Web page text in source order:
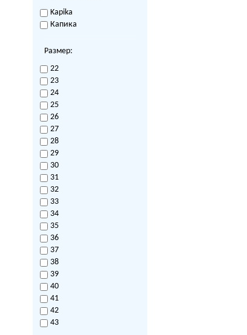
Kapika
Капика
Размер:
22
23
24
25
26
27
28
29
30
31
32
33
34
35
36
37
38
39
40
41
42
43